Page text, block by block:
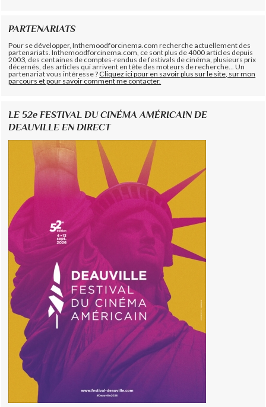
PARTENARIATS
Pour se développer, Inthemoodforcinema.com recherche actuellement des
partenariats. Inthemoodforcinema.com, ce sont plus de 4000 articles depuis
2003, des centaines de comptes-rendus de festivals de cinéma, plusieurs prix
décernés, des articles qui arrivent en tête des moteurs de recherche... Un
partenariat vous intéresse ?Cliquez ici pour en savoir plus sur le site, sur mon
parcours et pour savoir comment me contacter.
LE 52e FESTIVAL DU CINÉMA AMÉRICAIN DE
DEAUVILLE EN DIRECT